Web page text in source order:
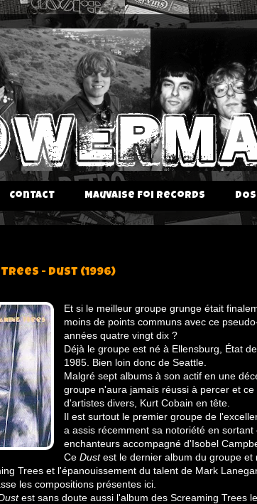
Contact Mauvaise Foi Records
- Dust (1996)
Et si le meilleur groupe grunge était
moins de points communs avec ce
années quatre vingt dix ?
Déjà le groupe est né à Ellensburg, État
1985. Bien loin donc de Seattle.
Malgré sept albums à son actif en une
groupe n'aura jamais réussi à percer et
d'artistes divers, Kurt Cobain en tête.
Il est surtout le premier groupe de
a assis récemment sa notoriété en sortant
enchanteurs accompagné d'Isobel
Ce Dustest le dernier album du groupe et
Trees et l'épanouissement du talent de Mark
les compositions présentes ici.
est sans doute aussi l'album des Screaming Trees